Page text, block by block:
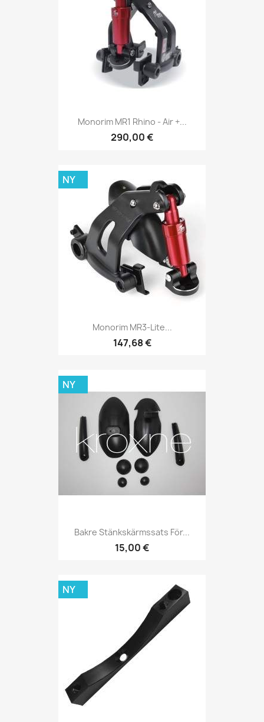
Monorim MR1 Rhino - Air +...
290,00 €
Monorim MR3-Lite...
147,68 €
NY
Bakre Stänkskärmssats För...
15,00 €
NY
NY